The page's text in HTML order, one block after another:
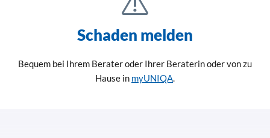
Schaden melden
Bequem bei Ihrem Berater oder Ihrer Beraterin oder von zu
Hause in myUNIQA.